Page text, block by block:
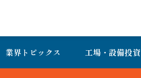
業界トピックス 工場・設備投資